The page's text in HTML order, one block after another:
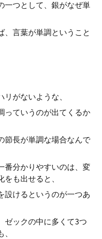
一つとして、銀がなぜ単
、言葉が単調ということ
がないような、
っていうのが出てくるか
節長が単調な場合なんで
番分かりやすいのは、変
も出せると、
設けるというのが一つあ
ゼックの中に多くて3つ